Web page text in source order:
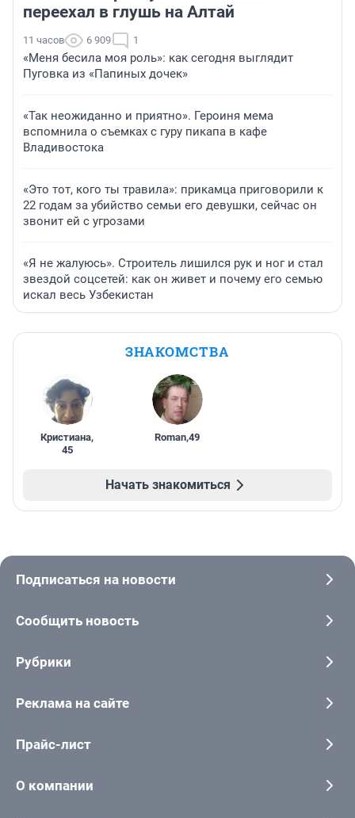
переехал в глушь на Алтай
11 часов 6 909 1
«Меня бесила моя роль»: как сегодня выглядит
Пуговка из «Папиных дочек»
«Так неожиданно и приятно». Героиня мема
вспомнила о съемках с гуру пикапа в кафе
Владивостока
«Это тот, кого ты травила»: прикамца приговорили к
22 годам за убийство семьи его девушки, сейчас он
звонит ей с угрозами
«Я не жалуюсь». Строитель лишился рук и ног и стал
звездой соцсетей: как он живет и почему его семью
искал весь Узбекистан
ЗНАКОМСТВА
Кристиана,
45
Roman,49
Начать знакомиться
Подписаться на новости
Сообщить новость
Рубрики
Реклама на сайте
Прайс-лист
О компании